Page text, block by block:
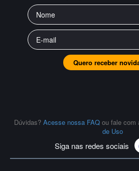
Quero receber
Dúvidas? Acesse nossa FAQ ou fale com
de Uso
Siga nas redes sociais